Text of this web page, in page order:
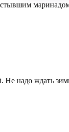
надо ждать